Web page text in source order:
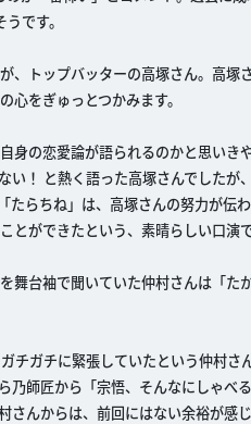
です。
トップバッターの高塚さん。高塚
をぎゅっとつかみます。
身の恋愛論が語られるのかと思いき
！ と熱く語った高塚さんでしたが
らちね」は、高塚さんの努力が伝
ができたという、素晴らしい口演で
台袖で聞いていた仲村さんは「た
ガチに緊張していたという仲村さ
師匠から「宗悟、そんなにしゃべ
んからは、前回にはない余裕が感じ